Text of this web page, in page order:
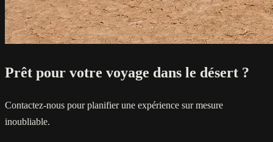
Prêt pour votre voyage dans le désert ?
Contactez-nous pour planifier une expérience sur mesure
inoubliable.